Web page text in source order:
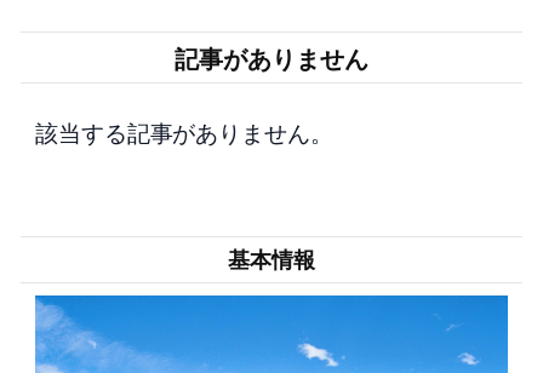
記事がありません
該当する記事がありません。
基本情報